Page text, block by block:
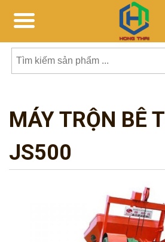
Tìm
sản
phẩmphẩm:
MÁY TRỘN BÊ
JS500